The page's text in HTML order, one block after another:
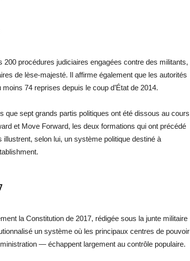
procédures judiciaires engagées contre des militants,
de lèse-majesté. Il affirme également que les autorités
74 reprises depuis le coup d’État de 2014.
que sept grands partis politiques ont été dissous au cours
et Move Forward, les deux formations qui ont précédé
selon lui, un système politique destiné à
la Constitution de 2017, rédigée sous la junte militaire
un système où les principaux centres de pouvoir
— échappent largement au contrôle populaire.